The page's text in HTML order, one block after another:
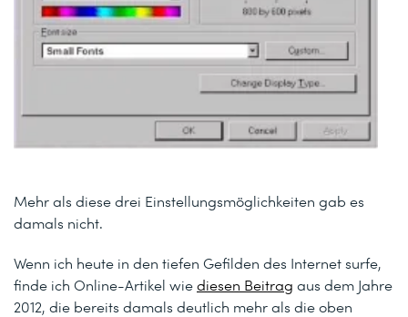
Mehr als diese drei Einstellungsmöglichkeiten gab es
damals nicht.
Wenn ich heute in den tiefen Gefilden des Internet surfe,
finde ich Online-Artikel wiediesen Beitrag aus dem Jahre
2012, die bereits damals deutlich mehr als die oben